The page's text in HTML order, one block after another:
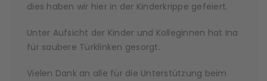
dies haben wir hier in der Kinderkrippe gefeiert.
Unter Aufsicht der Kinder und Kolleginnen hat Ina
für saubere Türklinken gesorgt.
Vielen Dank an alle für die Unterstützung beim